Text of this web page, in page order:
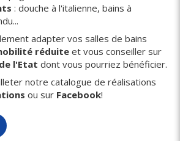
: douche à l'italienne, bains à
adapter vos salles de bains
réduite et vous conseiller sur
l'Etat dont vous pourriez bénéficier.
notre catalogue de réalisations
ou sur Facebook!